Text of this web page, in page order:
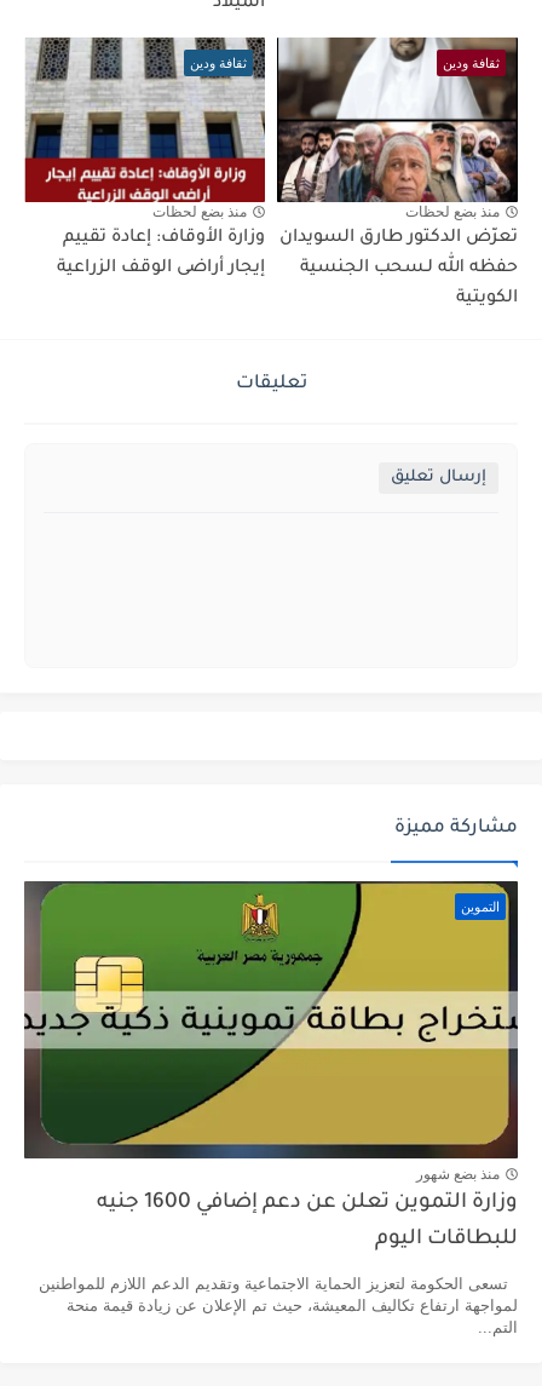
الميلاد
ثقافة ودين
منذ بضع لحظات
تعرّض الدكتور طارق السويدان
حفظه الله لـسحب الجنسية
الكويتية
ثقافة ودين
منذ بضع لحظات
وزارة الأوقاف: إعادة تقييم
إيجار أراضى الوقف الزراعية
تعليقات
إرسال تعليق
مشاركة مميزة
التموين
منذ بضع شهور
وزارة التموين تعلن عن دعم إضافي 1600 جنيه
للبطاقات اليوم
تسعى الحكومة لتعزيز الحماية الاجتماعية وتقديم الدعم اللازم للمواطنين
لمواجهة ارتفاع تكاليف المعيشة، حيث تم الإعلان عن زيادة قيمة منحة
التم...